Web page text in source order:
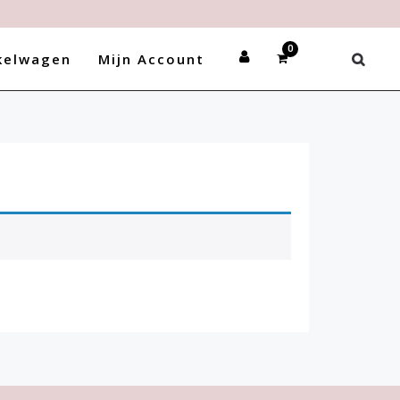
stuur gerust een mail.
Mijn Account